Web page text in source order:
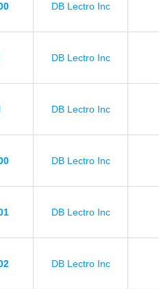
DB Lectro Inc
DB Lectro Inc
DB Lectro Inc
DB Lectro Inc
DB Lectro Inc
DB Lectro Inc